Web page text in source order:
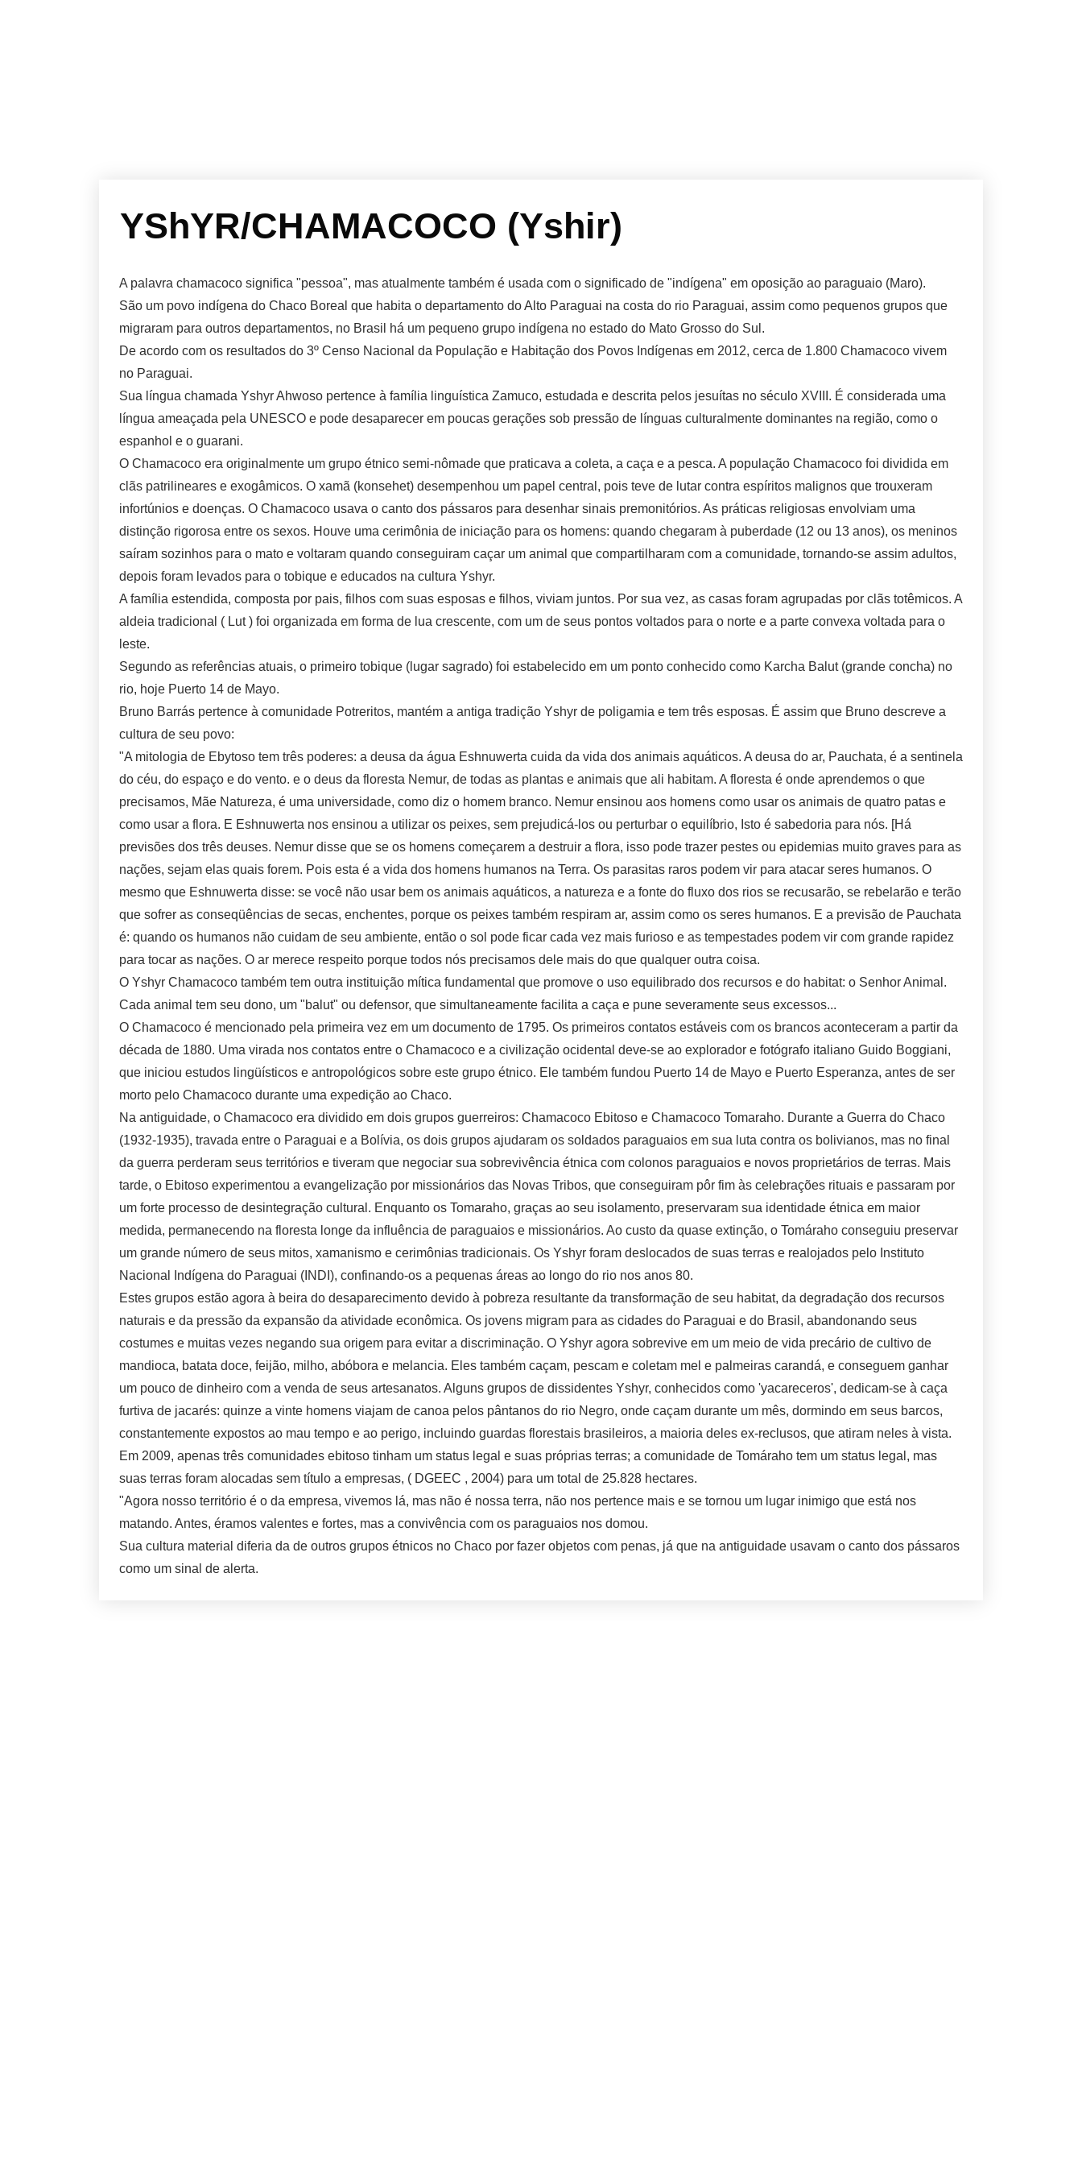
YShYR/CHAMACOCO (Yshir)
A palavra chamacoco significa "pessoa", mas atualmente também é usada com o significado de "indígena" em oposição ao paraguaio (Maro).
São um povo indígena do Chaco Boreal que habita o departamento do Alto Paraguai na costa do rio Paraguai, assim como pequenos grupos que
migraram para outros departamentos, no Brasil há um pequeno grupo indígena no estado do Mato Grosso do Sul.
De acordo com os resultados do 3º Censo Nacional da População e Habitação dos Povos Indígenas em 2012, cerca de 1.800 Chamacoco vivem
no Paraguai.
Sua língua chamada Yshyr Ahwoso pertence à família linguística Zamuco, estudada e descrita pelos jesuítas no século XVIII. É considerada uma
língua ameaçada pela UNESCO e pode desaparecer em poucas gerações sob pressão de línguas culturalmente dominantes na região, como o
espanhol e o guarani.
O Chamacoco era originalmente um grupo étnico semi-nômade que praticava a coleta, a caça e a pesca. A população Chamacoco foi dividida em
clãs patrilineares e exogâmicos. O xamã (konsehet) desempenhou um papel central, pois teve de lutar contra espíritos malignos que trouxeram
infortúnios e doenças. O Chamacoco usava o canto dos pássaros para desenhar sinais premonitórios. As práticas religiosas envolviam uma
distinção rigorosa entre os sexos. Houve uma cerimônia de iniciação para os homens: quando chegaram à puberdade (12 ou 13 anos), os meninos
saíram sozinhos para o mato e voltaram quando conseguiram caçar um animal que compartilharam com a comunidade, tornando-se assim adultos,
depois foram levados para o tobique e educados na cultura Yshyr.
A família estendida, composta por pais, filhos com suas esposas e filhos, viviam juntos. Por sua vez, as casas foram agrupadas por clãs totêmicos. A
aldeia tradicional ( Lut ) foi organizada em forma de lua crescente, com um de seus pontos voltados para o norte e a parte convexa voltada para o
leste.
Segundo as referências atuais, o primeiro tobique (lugar sagrado) foi estabelecido em um ponto conhecido como Karcha Balut (grande concha) no
rio, hoje Puerto 14 de Mayo.
Bruno Barrás pertence à comunidade Potreritos, mantém a antiga tradição Yshyr de poligamia e tem três esposas. É assim que Bruno descreve a
cultura de seu povo:
"A mitologia de Ebytoso tem três poderes: a deusa da água Eshnuwerta cuida da vida dos animais aquáticos. A deusa do ar, Pauchata, é a sentinela
do céu, do espaço e do vento. e o deus da floresta Nemur, de todas as plantas e animais que ali habitam. A floresta é onde aprendemos o que
precisamos, Mãe Natureza, é uma universidade, como diz o homem branco. Nemur ensinou aos homens como usar os animais de quatro patas e
como usar a flora. E Eshnuwerta nos ensinou a utilizar os peixes, sem prejudicá-los ou perturbar o equilíbrio, Isto é sabedoria para nós. [Há
previsões dos três deuses. Nemur disse que se os homens começarem a destruir a flora, isso pode trazer pestes ou epidemias muito graves para as
nações, sejam elas quais forem. Pois esta é a vida dos homens humanos na Terra. Os parasitas raros podem vir para atacar seres humanos. O
mesmo que Eshnuwerta disse: se você não usar bem os animais aquáticos, a natureza e a fonte do fluxo dos rios se recusarão, se rebelarão e terão
que sofrer as conseqüências de secas, enchentes, porque os peixes também respiram ar, assim como os seres humanos. E a previsão de Pauchata
é: quando os humanos não cuidam de seu ambiente, então o sol pode ficar cada vez mais furioso e as tempestades podem vir com grande rapidez
para tocar as nações. O ar merece respeito porque todos nós precisamos dele mais do que qualquer outra coisa.
O Yshyr Chamacoco também tem outra instituição mítica fundamental que promove o uso equilibrado dos recursos e do habitat: o Senhor Animal.
Cada animal tem seu dono, um "balut" ou defensor, que simultaneamente facilita a caça e pune severamente seus excessos...
O Chamacoco é mencionado pela primeira vez em um documento de 1795. Os primeiros contatos estáveis com os brancos aconteceram a partir da
década de 1880. Uma virada nos contatos entre o Chamacoco e a civilização ocidental deve-se ao explorador e fotógrafo italiano Guido Boggiani,
que iniciou estudos lingüísticos e antropológicos sobre este grupo étnico. Ele também fundou Puerto 14 de Mayo e Puerto Esperanza, antes de ser
morto pelo Chamacoco durante uma expedição ao Chaco.
Na antiguidade, o Chamacoco era dividido em dois grupos guerreiros: Chamacoco Ebitoso e Chamacoco Tomaraho. Durante a Guerra do Chaco
(1932-1935), travada entre o Paraguai e a Bolívia, os dois grupos ajudaram os soldados paraguaios em sua luta contra os bolivianos, mas no final
da guerra perderam seus territórios e tiveram que negociar sua sobrevivência étnica com colonos paraguaios e novos proprietários de terras. Mais
tarde, o Ebitoso experimentou a evangelização por missionários das Novas Tribos, que conseguiram pôr fim às celebrações rituais e passaram por
um forte processo de desintegração cultural. Enquanto os Tomaraho, graças ao seu isolamento, preservaram sua identidade étnica em maior
medida, permanecendo na floresta longe da influência de paraguaios e missionários. Ao custo da quase extinção, o Tomáraho conseguiu preservar
um grande número de seus mitos, xamanismo e cerimônias tradicionais. Os Yshyr foram deslocados de suas terras e realojados pelo Instituto
Nacional Indígena do Paraguai (INDI), confinando-os a pequenas áreas ao longo do rio nos anos 80.
Estes grupos estão agora à beira do desaparecimento devido à pobreza resultante da transformação de seu habitat, da degradação dos recursos
naturais e da pressão da expansão da atividade econômica. Os jovens migram para as cidades do Paraguai e do Brasil, abandonando seus
costumes e muitas vezes negando sua origem para evitar a discriminação. O Yshyr agora sobrevive em um meio de vida precário de cultivo de
mandioca, batata doce, feijão, milho, abóbora e melancia. Eles também caçam, pescam e coletam mel e palmeiras carandá, e conseguem ganhar
um pouco de dinheiro com a venda de seus artesanatos. Alguns grupos de dissidentes Yshyr, conhecidos como 'yacareceros', dedicam-se à caça
furtiva de jacarés: quinze a vinte homens viajam de canoa pelos pântanos do rio Negro, onde caçam durante um mês, dormindo em seus barcos,
constantemente expostos ao mau tempo e ao perigo, incluindo guardas florestais brasileiros, a maioria deles ex-reclusos, que atiram neles à vista.
Em 2009, apenas três comunidades ebitoso tinham um status legal e suas próprias terras; a comunidade de Tomáraho tem um status legal, mas
suas terras foram alocadas sem título a empresas, ( DGEEC , 2004) para um total de 25.828 hectares.
"Agora nosso território é o da empresa, vivemos lá, mas não é nossa terra, não nos pertence mais e se tornou um lugar inimigo que está nos
matando. Antes, éramos valentes e fortes, mas a convivência com os paraguaios nos domou.
Sua cultura material diferia da de outros grupos étnicos no Chaco por fazer objetos com penas, já que na antiguidade usavam o canto dos pássaros
como um sinal de alerta.